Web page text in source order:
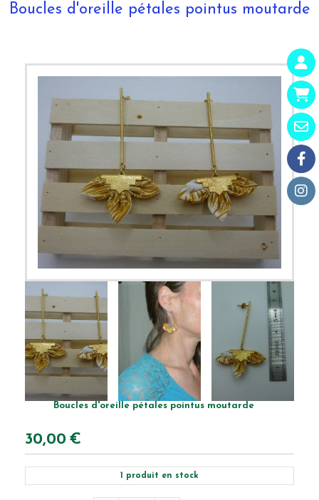
Boucles d'oreille pétales pointus moutarde
Boucles d'oreille pétales pointus moutarde
30,00 €
1 produit en stock